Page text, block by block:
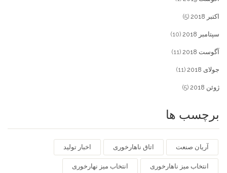
اکتبر 2018 (5)
سپتامبر 2018 (10)
آگوست 2018 (11)
جولای 2018 (11)
ژوئن 2018 (5)
برچسب ها
آریان صنعت اتاق ناهارخوری اخبار تولید
انتخاب میز ناهارخوری انتخاب میز نهارخوری